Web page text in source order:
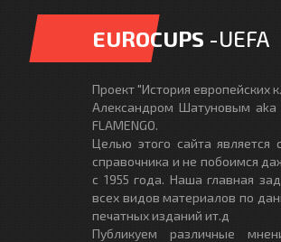
EUROCUPS -UEFA
Проект "История европейских
Александром Шатуновым aka
FLAMENGO.
Целью этого сайта является
справочника и не побоимся
с 1955 года. Наша главная
всех видов материалов по
печатных изданий ит.д
Публикуем различные